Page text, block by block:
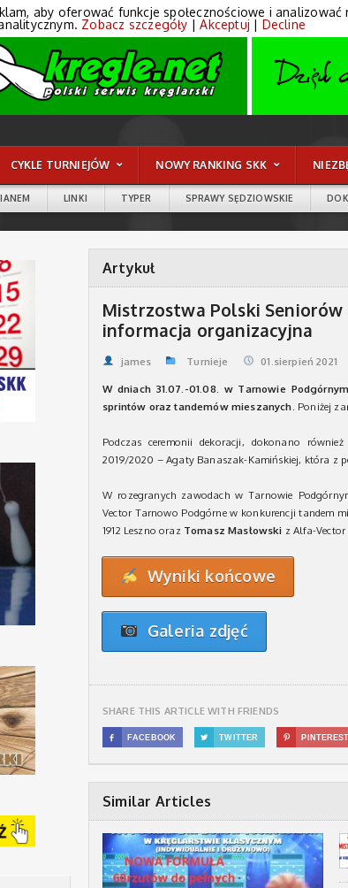
CYKLE TURNIEJÓW NOWY RANKING SKK
LINKI TYPER SPRAWY SĘDZIOWSKIE
Artykuł
Mistrzostwa Polski
informacja organizacyjna
james Turnieje 01.sierpień 2021
W dniach 31.07.-01.08. w Tarnowie
sprintów oraz tandemów mieszanych. Poniżej
Podczas ceremonii dekoracji, dokonano
2019/2020 – Agaty Banaszak-Kamińskiej, która z
W rozegranych zawodach w Tarnowie
Vector Tarnowo Podgórne w konkurencji tandem
1912 Leszno oraz Tomasz Masłowski z Alfa-
Wyniki końcowe
Galeria zdjęć
SHARE THIS ARTICLE WITH FRIENDS
 FACEBOOK  TWITTER  PINTEREST
Similar Articles
aby oferować funkcje społecznościowe i
Zobacz szczegóły |Akceptuj | Decline